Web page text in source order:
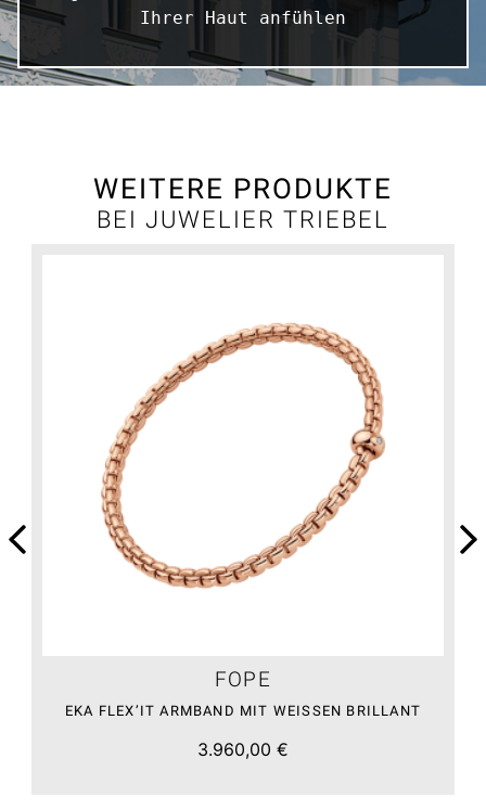
Ihrer Haut anfühlen
WEITERE PRODUKTE
BEI JUWELIER TRIEBEL
FOPE
EKA FLEX’IT ARMBAND MIT WEISSEN BRILLANT
3.960,00 €